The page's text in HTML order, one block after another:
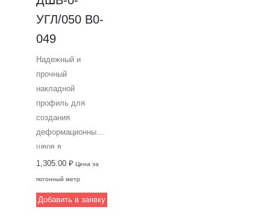
УГЛ/050 В0-
049
Надежный и
прочный
накладной
профиль для
создания
деформационных
швов в
строительстве.
Изготовлен из
выдерживает
1,305.00 ₽ Цена за
погонный метр
Добавить в заявку